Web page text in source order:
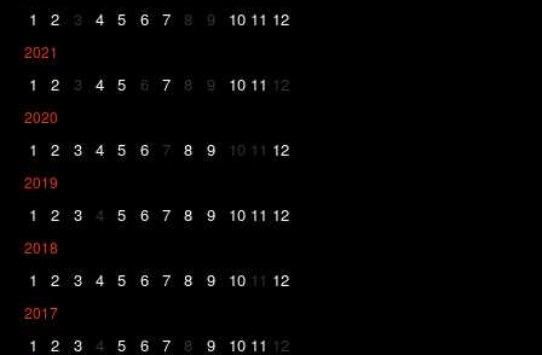
1 2 3 4 5 6 7 8 9 10 11 12
2021
1 2 3 4 5 6 7 8 9 10 11 12
2020
1 2 3 4 5 6 7 8 9 10 11 12
2019
1 2 3 4 5 6 7 8 9 10 11 12
2018
1 2 3 4 5 6 7 8 9 10 11 12
2017
1 2 3 4 5 6 7 8 9 10 11 12